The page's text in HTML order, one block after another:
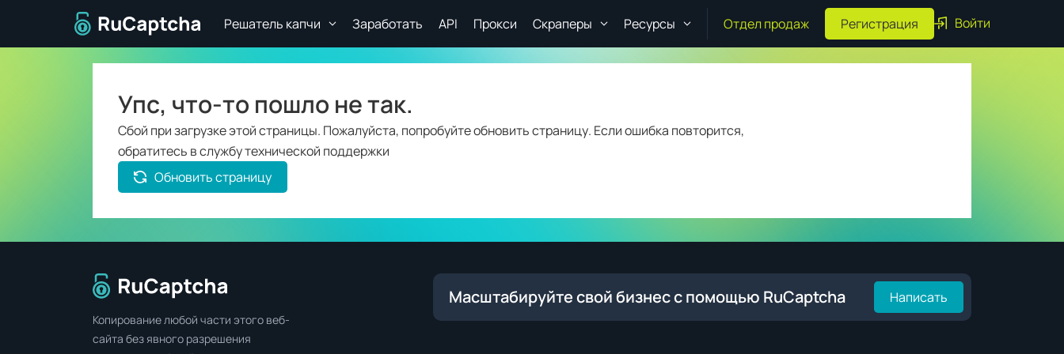
Перейти на главную страницуРешатель капчи Заработать API Прокси Скраперы Ресурсы Отдел продаж Регистрация Войти
Упс, что-то пошло не так.
Сбой при загрузке этой страницы. Пожалуйста, попробуйте обновить страницу. Если ошибка повторится,
обратитесь в службу технической поддержки
Обновить страницу
Масштабируйте свой бизнес с помощью RuCaptcha Написать
Перейти на главную страницу
Копирование любой части этого веб-
сайта без явного разрешения